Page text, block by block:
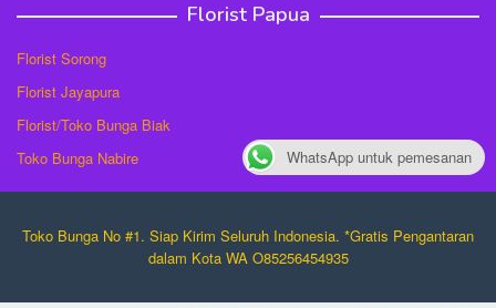
Florist Papua
Florist Sorong
Florist Jayapura
Florist/Toko Bunga Biak
Toko Bunga Nabire
Toko Bunga No #1. Siap Kirim Seluruh Indonesia. *Gratis Pengantaran
dalam Kota WA O85256454935
WhatsApp untuk pemesanan